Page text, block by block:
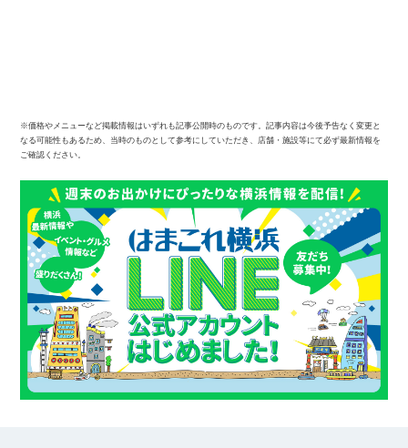
※価格やメニューなど掲載情報はいずれも記事公開時のものです。記事内容は今後予告なく変更と
なる可能性もあるため、当時のものとして参考にしていただき、店舗・施設等にて必ず最新情報を
ご確認ください。